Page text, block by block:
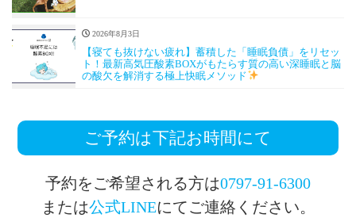
2026年8月3日
【寝ても抜けない疲れ】蓄積した「睡眠負債」をリセッ
ト！最新高気圧酸素BOXがもたらす質の高い深睡眠と脳
の酸欠を解消する極上快眠メソッド
ご予約は下記お時間にて
予約をご希望される方は0797-91-6300
または公式LINEにてご連絡ください。